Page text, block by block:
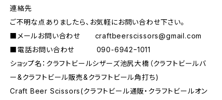
連絡先
ご不明な点ありましたら、お気軽にお問い合わせ下さい。
■メールお問い合わせ craftbeerscissors@gmail.com
■電話お問い合わせ 090-6942ｰ1011
ショップ名：クラフトビールシザーズ池尻大橋（クラフトビールバ
ー&クラフトビール販売&クラフトビール角打ち)
Craft Beer Scissors(クラフトビール通販・クラフトビールオン